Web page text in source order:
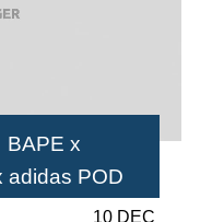
BAPE x
adidas POD
10 DEC